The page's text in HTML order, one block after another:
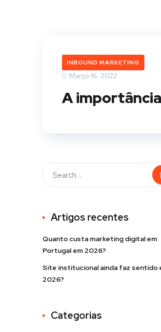
INBOUND MARKETING
Março 16, 2022
A
Artigos recentes
Quanto custa marketing digital em
Portugal em 2026?
Site institucional ainda faz sentido
2026?
Categorias